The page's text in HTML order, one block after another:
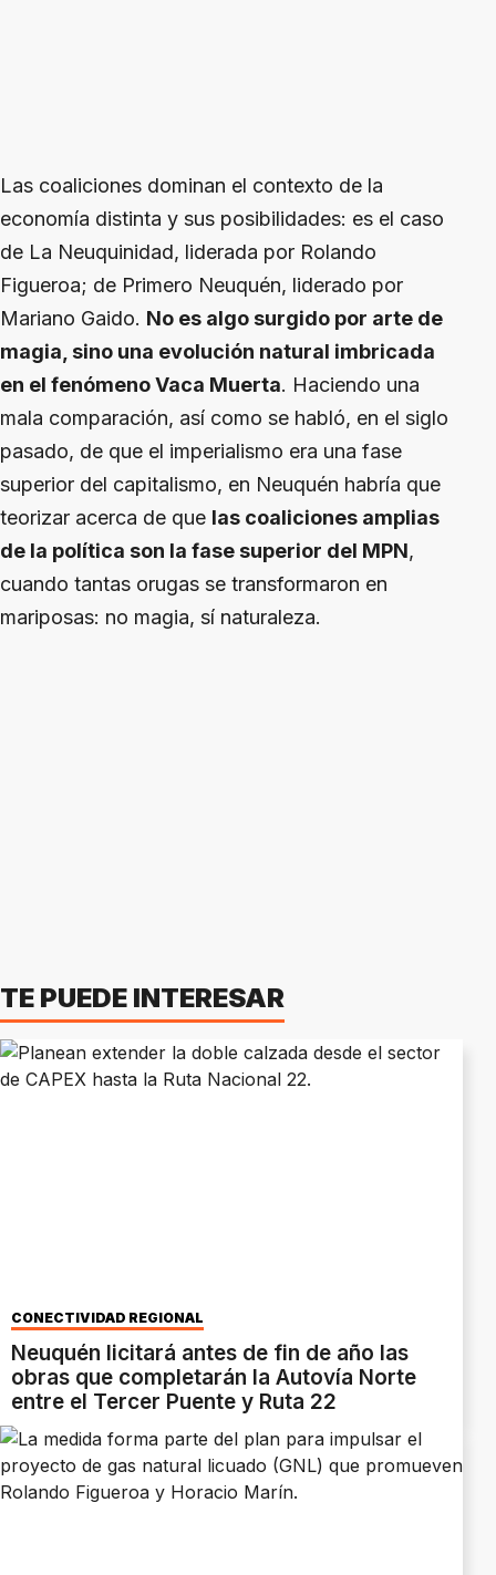
Las coaliciones dominan el contexto de la
economía distinta y sus posibilidades: es el caso
de La Neuquinidad, liderada por Rolando
Figueroa; de Primero Neuquén, liderado por
Mariano Gaido. No es algo surgido por arte de
magia, sino una evolución natural imbricada
en el fenómeno Vaca Muerta. Haciendo una
mala comparación, así como se habló, en el siglo
pasado, de que el imperialismo era una fase
superior del capitalismo, en Neuquén habría que
teorizar acerca de que las coaliciones amplias
de la política son la fase superior del MPN,
cuando tantas orugas se transformaron en
mariposas: no magia, sí naturaleza.
TE PUEDE INTERESAR
CONECTIVIDAD REGIONAL
Neuquén licitará antes de fin de año las
obras que completarán la Autovía Norte
entre el Tercer Puente y Ruta 22